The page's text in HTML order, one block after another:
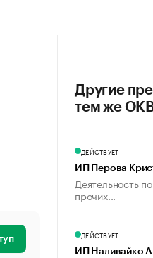
Другие
тем же
ДЕЙСТВУЕТ
ИП Перова
Деятельность
прочих...
ДЕЙСТВУЕТ
ИП Наливайко